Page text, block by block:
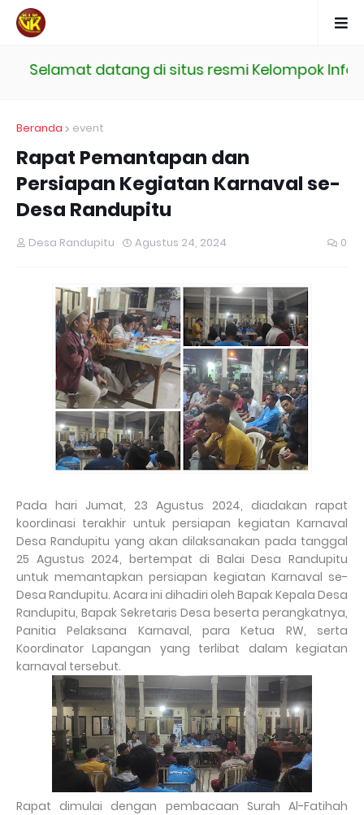
Selamat datang di situs resmi Kelompok
Beranda event
Rapat Pemantapan dan
Persiapan Kegiatan Karnaval se-
Desa Randupitu
Desa Randupitu Agustus 24, 2024 0
Pada hari Jumat, 23 Agustus 2024, diadakan rapat
koordinasi terakhir untuk persiapan kegiatan Karnaval
Desa Randupitu yang akan dilaksanakan pada tanggal
25 Agustus 2024, bertempat di Balai Desa Randupitu
untuk memantapkan persiapan kegiatan Karnaval se-
Desa Randupitu. Acara ini dihadiri oleh Bapak Kepala Desa
Randupitu, Bapak Sekretaris Desa beserta perangkatnya,
Panitia Pelaksana Karnaval, para Ketua RW, serta
Koordinator Lapangan yang terlibat dalam kegiatan
karnaval tersebut.
Rapat dimulai dengan pembacaan Surah Al-Fatihah